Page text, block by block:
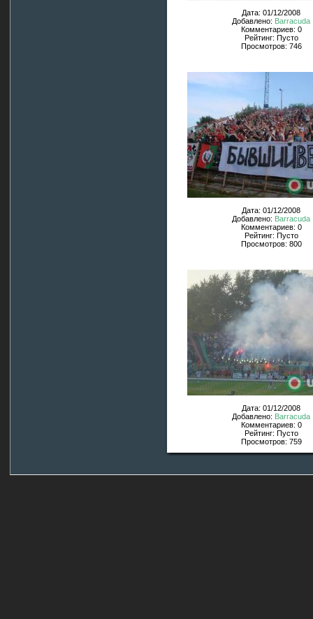
Дата: 01/12/2008
Добавлено: Barracuda
Комментариев: 0
Рейтинг: Пусто
Просмотров: 746
Дата: 01/12/2008
Добавлено: Barracuda
Комментариев: 0
Рейтинг: Пусто
Просмотров: 800
Дата: 01/12/2008
Добавлено: Barracuda
Комментариев: 0
Рейтинг: Пусто
Просмотров: 759